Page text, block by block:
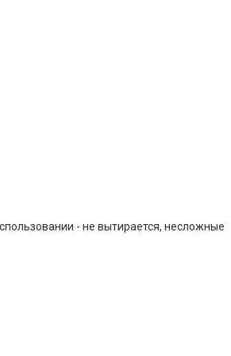
- не вытирается, несложные